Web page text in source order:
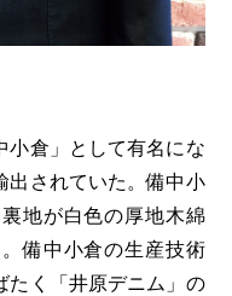
小倉」として有名にな
出されていた。備中小
地が白色の厚地木綿
備中小倉の生産技術
たく「井原デニム」の